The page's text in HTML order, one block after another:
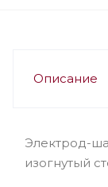
Описание
Электрод-
изогнутый